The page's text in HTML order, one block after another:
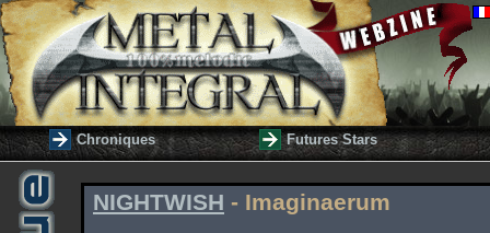
Chroniques Futures Stars
NIGHTWISH - Imaginaerum